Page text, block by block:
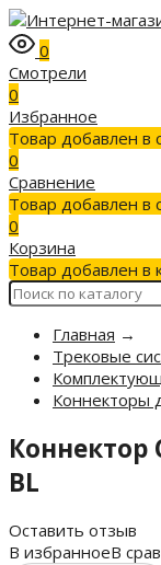
0
Смотрели
0
Избранное
Товар добавлен в
0
Сравнение
Товар добавлен в
0
Корзина
Товар добавлен в
Главная →
Трековые
Коннекторы
Коннектор
BL
Оставить отзыв
В избранноеВ